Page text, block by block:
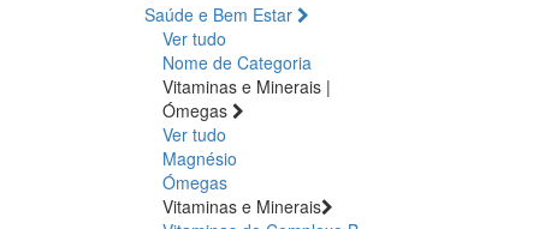
Saúde e Bem Estar
Ver tudo
Nome de Categoria
Vitaminas e Minerais |
Ómegas
Ver tudo
Magnésio
Ómegas
Vitaminas e Minerais